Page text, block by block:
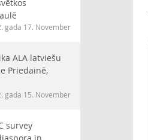
gada 17. November
ALA latviešu
Priedainē,
gada 15. November
survey